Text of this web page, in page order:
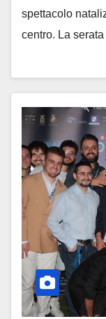
spettacolo
centro. La